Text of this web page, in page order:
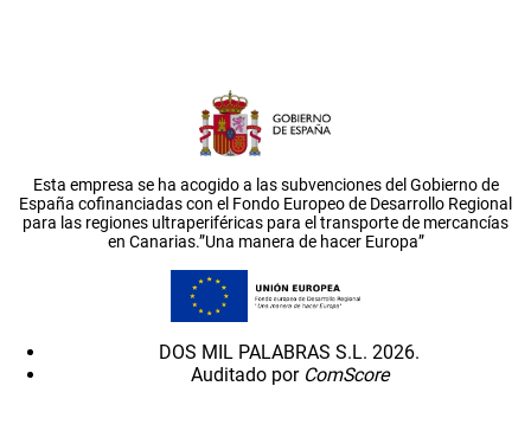
Esta empresa se ha acogido a las subvenciones del Gobierno de
España cofinanciadas con el Fondo Europeo de Desarrollo Regional
para las regiones ultraperiféricas para el transporte de mercancías
en Canarias.”Una manera de hacer Europa”
DOS MIL PALABRAS S.L. 2026.
Auditado por ComScore